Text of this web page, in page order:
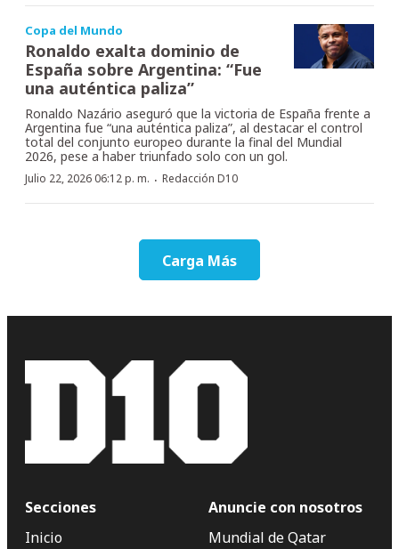
Copa del Mundo
Ronaldo exalta dominio de
España sobre Argentina: “Fue
una auténtica paliza”
Ronaldo Nazário aseguró que la victoria de España frente a
Argentina fue “una auténtica paliza”, al destacar el control
total del conjunto europeo durante la final del Mundial
2026, pese a haber triunfado solo con un gol.
Julio 22, 2026 06:12 p. m. · Redacción D10
Carga Más
Secciones
Inicio
Anuncie con nosotros
Mundial de Qatar